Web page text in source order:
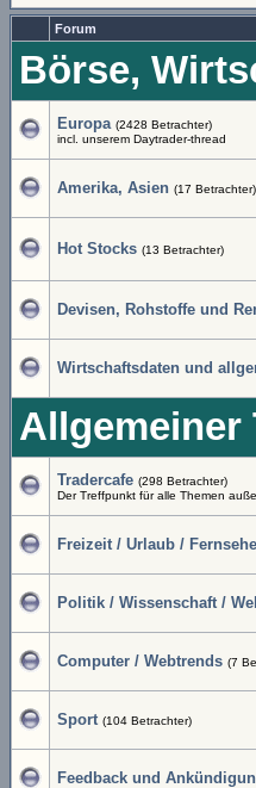
Forum
Börse,
Europa (2428 Betrachter)
incl. unserem Daytrader-thread
Amerika, Asien (17 Betrachter)
Hot Stocks (13 Betrachter)
Devisen, Rohstoffe und
Wirtschaftsdaten und
Allgemeiner
Tradercafe (298 Betrachter)
Der Treffpunkt für alle Themen
Freizeit / Urlaub /
Politik / Wissenschaft /
Computer / Webtrends (7
Sport (104 Betrachter)
Feedback und